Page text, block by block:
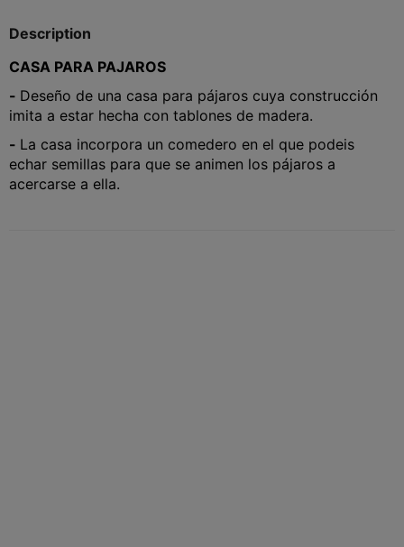
Description
CASA PARA PAJAROS
- Deseño de una casa para pájaros cuya construcción
imita a estar hecha con tablones de madera.
- La casa incorpora un comedero en el que podeis
echar semillas para que se animen los pájaros a
acercarse a ella.